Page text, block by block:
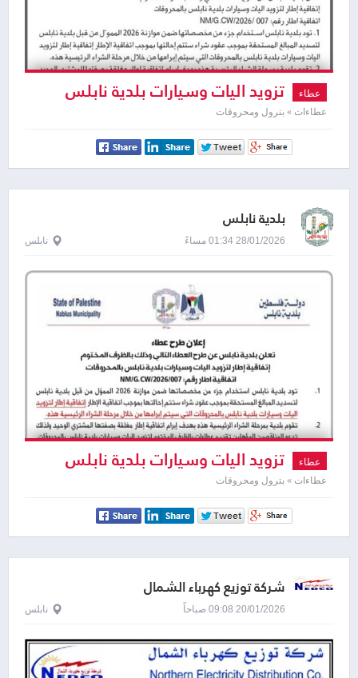
عطاء تزويد اليات وسيارات بلدية نابلس
بالمحروقات
عطاءات » بترول ومحروقات
بلدية نابلس
28/01/2026 01:34 مساءً نابلس
عطاء تزويد اليات وسيارات بلدية نابلس
بالمحروقات
عطاءات » بترول ومحروقات
شركة توزيع كهرباء الشمال
20/01/2026 09:08 صباحاً نابلس